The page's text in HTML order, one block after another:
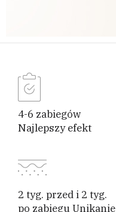
4-6 zabiegów
Najlepszy efekt
2 tyg. przed i 2 tyg.
po zabiegu Unikanie